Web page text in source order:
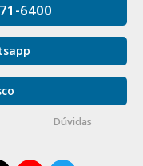
6400
Dúvidas